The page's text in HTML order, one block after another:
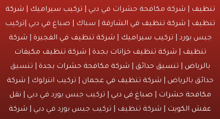
| شركة مكافحة حشرات في دبي |تركيب سيراميك|شركة
|شركة تنظيف في الشارقة| سباك | صباغ في دبي |تركيب
بورد |تركيب سيراميك|شركة تنظيف في الفجيرة|شركة
|شركة تنظيف خزانات بجدة|شركة تنظيف مكيفات
|تنسيق حدائق|شركة مكافحة حشرات بجدة| تنسيق
بالرياض |شركة تنظيف في عجمان| تركيب انترلوك |شركة
حشرات|صباغ في دبي| تركيب جبس بورد في دبي |نقل
الكويت| شركة تنظيف | تركيب جبس بورد في دبي |شركة